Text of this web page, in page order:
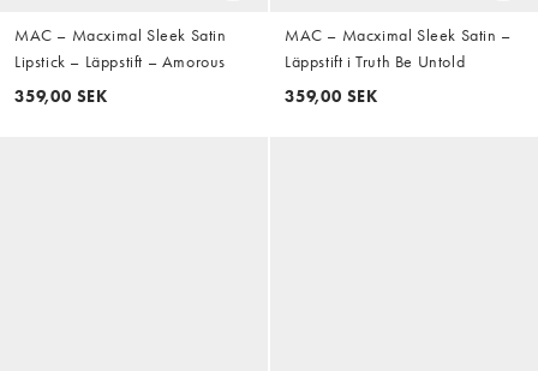
MAC – Macximal Sleek Satin
Lipstick – Läppstift – Amorous
359,00 SEK
MAC – Macximal Sleek Satin –
Läppstift i Truth Be Untold
359,00 SEK